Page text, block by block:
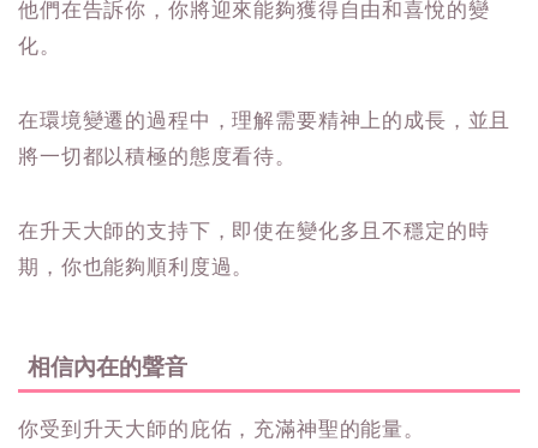
他們在告訴你，你將迎來能夠獲得自由和喜悅的變
化。
在環境變遷的過程中，理解需要精神上的成長，並且
將一切都以積極的態度看待。
在升天大師的支持下，即使在變化多且不穩定的時
期，你也能夠順利度過。
相信內在的聲音
你受到升天大師的庇佑，充滿神聖的能量。